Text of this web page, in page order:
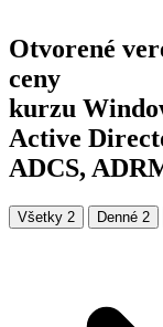
Otvorené
ceny
kurzu
Active
ADCS,
Všetky 2 Denné 2